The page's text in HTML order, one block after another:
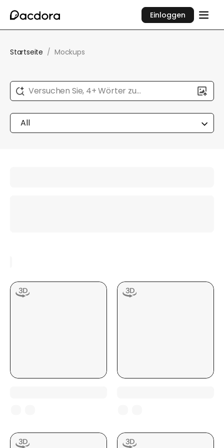
Einloggen
Startseite / Mockups
Versuchen Sie, 4+ Wörter zu
beschreiben...
All